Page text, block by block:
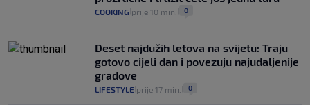
VIJESTI
COOKING prije 10 min. 0
Deset najdužih letova na svijetu: Traju
gotovo cijeli dan i povezuju najudaljenije
gradove
LIFESTYLE prije 17 min. 0